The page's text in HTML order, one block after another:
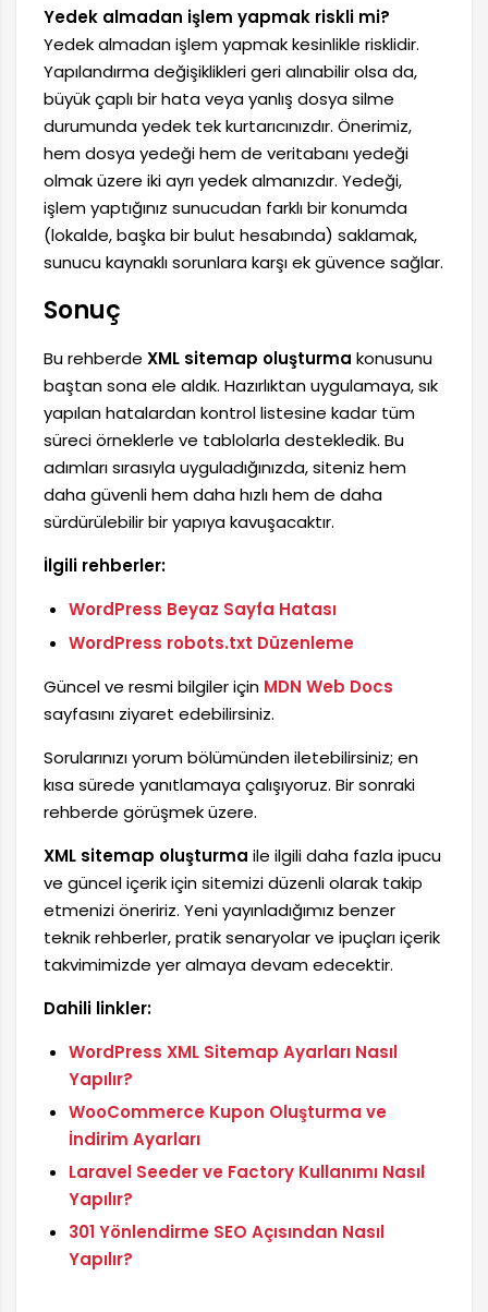
Yedek almadan işlem yapmak riskli mi?
Yedek almadan işlem yapmak kesinlikle risklidir.
Yapılandırma değişiklikleri geri alınabilir olsa da,
büyük çaplı bir hata veya yanlış dosya silme
durumunda yedek tek kurtarıcınızdır. Önerimiz,
hem dosya yedeği hem de veritabanı yedeği
olmak üzere iki ayrı yedek almanızdır. Yedeği,
işlem yaptığınız sunucudan farklı bir konumda
(lokalde, başka bir bulut hesabında) saklamak,
sunucu kaynaklı sorunlara karşı ek güvence sağlar.
Sonuç
Bu rehberde XML sitemap oluşturma konusunu
baştan sona ele aldık. Hazırlıktan uygulamaya, sık
yapılan hatalardan kontrol listesine kadar tüm
süreci örneklerle ve tablolarla destekledik. Bu
adımları sırasıyla uyguladığınızda, siteniz hem
daha güvenli hem daha hızlı hem de daha
sürdürülebilir bir yapıya kavuşacaktır.
İlgili rehberler:
WordPress Beyaz Sayfa Hatası
WordPress robots.txt Düzenleme
Güncel ve resmi bilgiler için MDN Web Docs
sayfasını ziyaret edebilirsiniz.
Sorularınızı yorum bölümünden iletebilirsiniz; en
kısa sürede yanıtlamaya çalışıyoruz. Bir sonraki
rehberde görüşmek üzere.
XML sitemap oluşturma ile ilgili daha fazla ipucu
ve güncel içerik için sitemizi düzenli olarak takip
etmenizi öneririz. Yeni yayınladığımız benzer
teknik rehberler, pratik senaryolar ve ipuçları içerik
takvimimizde yer almaya devam edecektir.
Dahili linkler:
WordPress XML Sitemap Ayarları Nasıl
Yapılır?
WooCommerce Kupon Oluşturma ve
İndirim Ayarları
Laravel Seeder ve Factory Kullanımı Nasıl
Yapılır?
301 Yönlendirme SEO Açısından Nasıl
Yapılır?